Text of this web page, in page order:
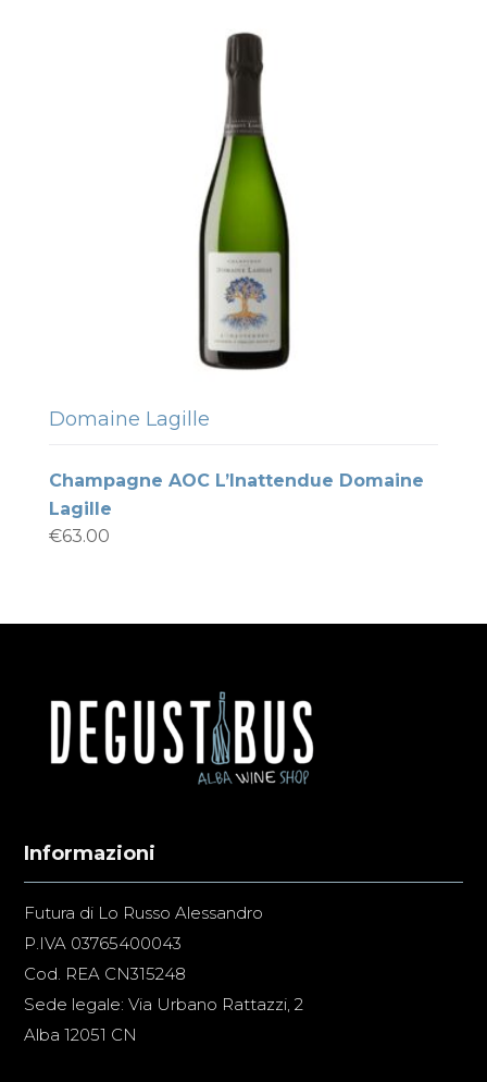
Domaine Lagille
Champagne AOC L’Inattendue Domaine
Lagille
€63.00
Informazioni
Futura di Lo Russo Alessandro
P.IVA 03765400043
Cod. REA CN315248
Sede legale: Via Urbano Rattazzi, 2
Alba 12051 CN